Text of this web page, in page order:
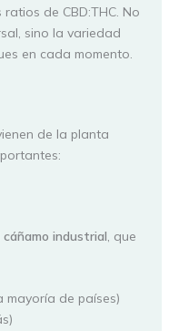
de CBD:THC. No
sino la variedad
en cada momento.
de la planta
cáñamo industrial, que
mayoría de países)